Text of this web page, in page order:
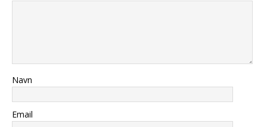
Navn
Email